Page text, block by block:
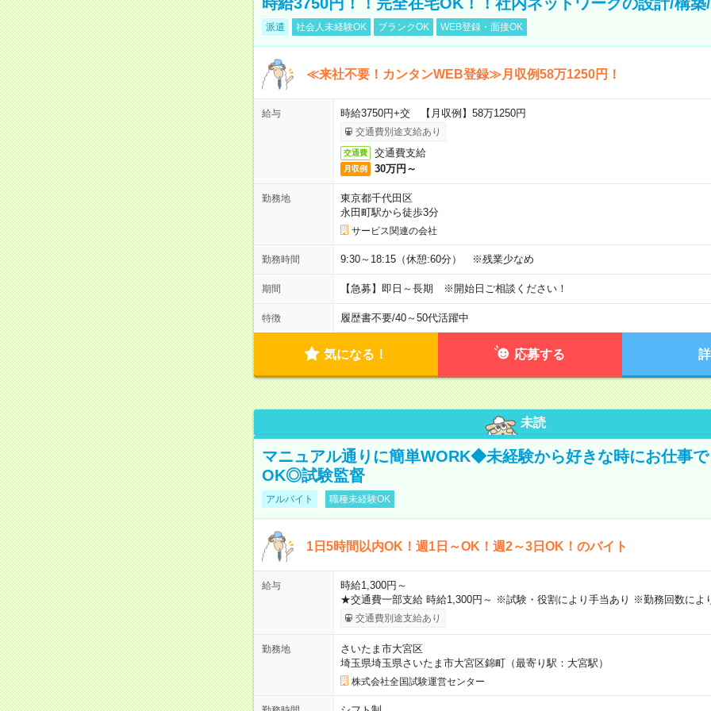
派遣 社会人未経験OK ブランクOK WEB登録・面接OK
≪来社不要！カンタンWEB登録≫月収例58万1250円！
給与 時給3750円+交 【月収例】58万1250円
交通費別途支給あり
交通費 交通費支給
月収例 30万円～
勤務地
東京都千代田区
永田町駅から徒歩3分
サービス関連の会社
勤務時間 9:30～18:15（休憩:60分） ※残業少なめ
期間 【急募】即日～長期 ※開始日ご相談ください！
特徴 履歴書不要/40～50代活躍中
気になる！ 応募する
未読
マニュアル通りに簡単WORK◆未経験から好きな時にお仕事
OK◎試験監督
アルバイト 職種未経験OK
1日5時間以内OK！週1日～OK！週2～3日OK！のバイト
給与
時給1,300円～
★交通費一部支給 時給1,300円～ ※試験・役割により手当あり ※勤務回数によ
交通費別途支給あり
勤務地
さいたま市大宮区
埼玉県埼玉県さいたま市大宮区錦町（最寄り駅：大宮駅）
株式会社全国試験運営センター